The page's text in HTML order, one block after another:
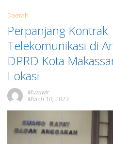
Daerah
Perpanjang Kontrak
Telekomunikasi di
DPRD Kota
Lokasi
Muzawir
March 10, 2023